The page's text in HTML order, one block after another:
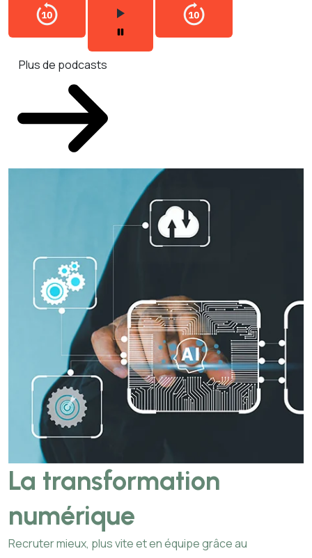
Plus de podcasts
La transformation
numérique
Recruter mieux, plus vite et en équipe grâce au